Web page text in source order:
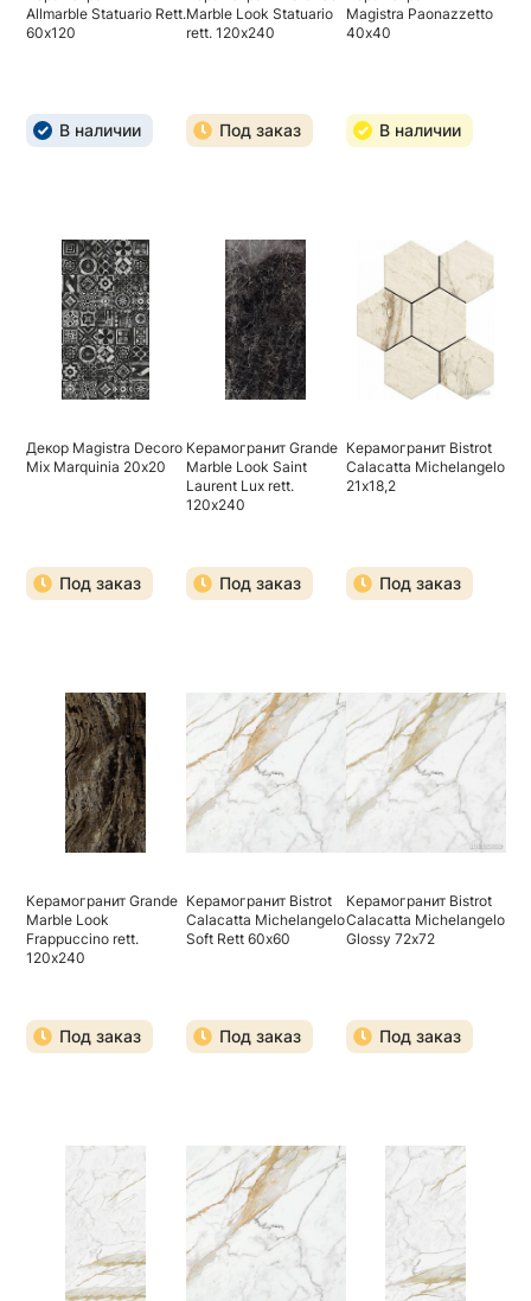
Allmarble Statuario Rett.
60х120
В наличии
Marble Look Statuario
rett. 120х240
Под заказ
Magistra Paonazzetto
40х40
В наличии
Декор Magistra Decoro
Mix Marquinia 20х20
Под заказ
Керамогранит Grande
Marble Look Saint
Laurent Lux rett.
120х240
Под заказ
Керамогранит Bistrot
Calacatta Michelangelo
21х18,2
Под заказ
Керамогранит Grande
Marble Look
Frappuccino rett.
120х240
Под заказ
Керамогранит Bistrot
Calacatta Michelangelo
Soft Rett 60х60
Под заказ
Керамогранит Bistrot
Calacatta Michelangelo
Glossy 72х72
Под заказ